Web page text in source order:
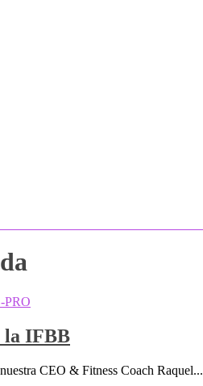
la IFBB
CEO & Fitness Coach Raquel...